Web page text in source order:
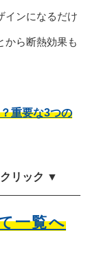
インになるだけ
から断熱効果も
重要な3つの
リック ▼
一覧へ